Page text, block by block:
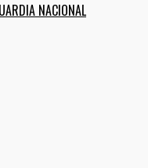
NACIONAL